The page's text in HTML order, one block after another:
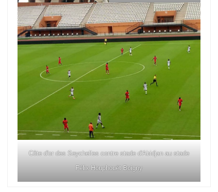
Côte d'or des Seychelles contre stade d'Abidjan au stade
Félix Houphouët Boigny